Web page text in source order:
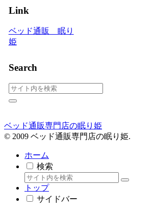
Link
ベッド通販 眠り
姫
Search
ベッド通販専門店の眠り姫
© 2009 ベッド通販専門店の眠り姫.
ホーム
検索
トップ
サイドバー